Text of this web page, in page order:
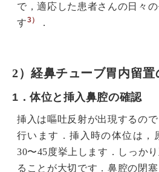
で，適応した患者さんの日々
す3） ．
2）経鼻チューブ胃内留置
1．体位と挿入鼻腔の確認
挿入は嘔吐反射が出現するの
行います．挿入時の体位は，
30〜45度挙上します．しっか
ることが大切です．鼻腔の閉